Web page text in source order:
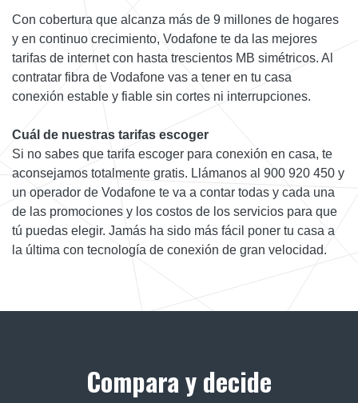
Con cobertura que alcanza más de 9 millones de hogares
y en continuo crecimiento, Vodafone te da las mejores
tarifas de internet con hasta trescientos MB simétricos. Al
contratar fibra de Vodafone vas a tener en tu casa
conexión estable y fiable sin cortes ni interrupciones.
Cuál de nuestras tarifas escoger
Si no sabes que tarifa escoger para conexión en casa, te
aconsejamos totalmente gratis. Llámanos al 900 920 450 y
un operador de Vodafone te va a contar todas y cada una
de las promociones y los costos de los servicios para que
tú puedas elegir. Jamás ha sido más fácil poner tu casa a
la última con tecnología de conexión de gran velocidad.
Compara y decide